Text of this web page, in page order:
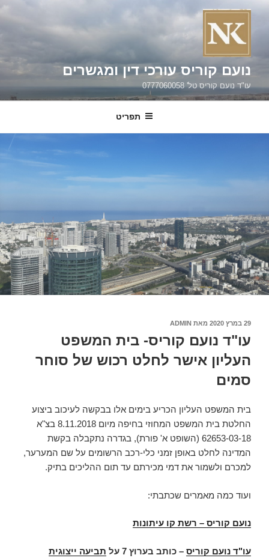
דילוג
נועם קוריס עורכי דין ומגשרים
עו"ד נועם קוריס טל' 0777060058
תפריט
פורסם
29 במרץ 2020 מאת ADMIN
עו"ד נועם קוריס- בית המשפט
העליון אישר לחלט רכוש של סוחר
סמים
בית המשפט העליון הכריע בימים אלו בבקשה לעיכוב ביצוע
החלטת בית המשפט המחוזי בחיפה מיום 8.11.2018 בצ"א
62653-03-18 (השופט א' פורת), בגדרה נתקבלה בקשת
המדינה לחלט באופן זמני כלי-רכב הרשומים על שם המערער,
למכרם ולשמור את דמי מכירתם עד תום ההליכים בתיק.
ועוד כמה מאמרים שכתבתי:
נועם קוריס – רשת קו עיתונות
עו"ד נועם קוריס – כותב בערוץ 7 על תביעה ייצוגית